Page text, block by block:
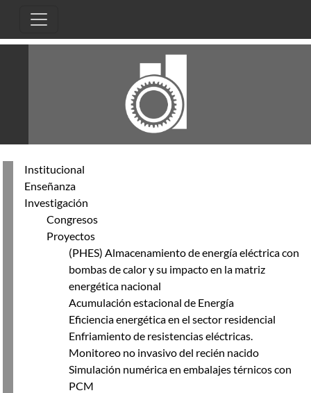
Institucional
Enseñanza
Investigación
Congresos
Proyectos
(PHES) Almacenamiento de energía eléctrica con
bombas de calor y su impacto en la matriz
energética nacional
Acumulación estacional de Energía
Eficiencia energética en el sector residencial
Enfriamiento de resistencias eléctricas.
Monitoreo no invasivo del recién nacido
Simulación numérica en embalajes térnicos con
PCM